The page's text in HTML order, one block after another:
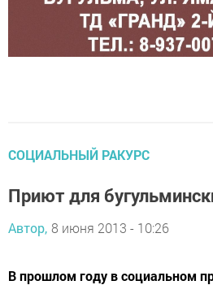
СОЦИАЛЬНЫЙ РАКУРС
Приют для
Автор, 8 июня 2013 - 10:26
В прошлом году в социальном